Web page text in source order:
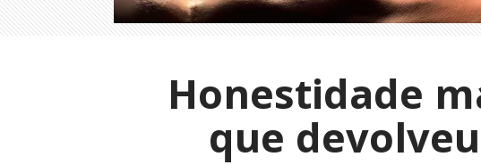
Honestidade
que